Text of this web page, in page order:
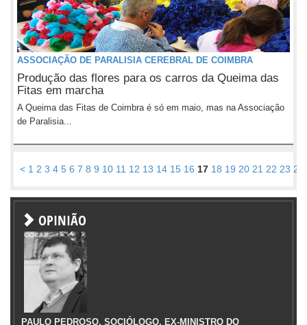
ASSOCIAÇÃO DE PARALISIA CEREBRAL DE COIMBRA
Produção das flores para os carros da Queima das
Fitas em marcha
A Queima das Fitas de Coimbra é só em maio, mas na Associação
de Paralisia...
< 1 2 3 4 5 6 7 8 9 10 11 12 13 14 15 16 17 18 19 20 21 22 23 24
OPINIÃO
PAULO PEDROSO, SOCIÓLOGO, EX-MINISTRO DO